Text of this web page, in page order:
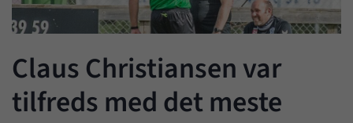
Claus Christiansen var
tilfreds med det meste